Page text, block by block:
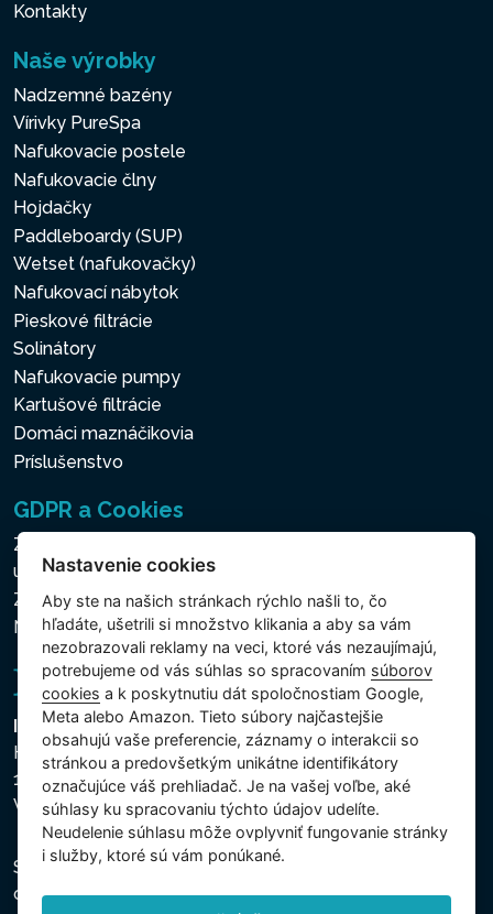
Kontakty
Naše výrobky
Nadzemné bazény
Vírivky PureSpa
Nafukovacie postele
Nafukovacie člny
Hojdačky
Paddleboardy (SUP)
Wetset (nafukovačky)
Nafukovací nábytok
Pieskové filtrácie
Solinátory
Nafukovacie pumpy
Kartušové filtrácie
Domáci maznáčikovia
Príslušenstvo
GDPR a Cookies
Zásady ochrany osobných a ďalších spracovávaných
údajov
Zásady používania súborov cookies
Nastavenie cookies
Intex Trading, s.r.o.
Hradecká 2526/3
130 00 Praha 3
Vinohrady - Česká republika
Spoločnosť je zapísaná na Mestskom súde v Prahe,
oddiel C, vložka 74759, IČO 26150808, DIČ CZ26150808.
Nastavenie cookies
Aby ste na našich stránkach rýchlo našli to, čo
hľadáte, ušetrili si množstvo klikania a aby sa vám
nezobrazovali reklamy na veci, ktoré vás nezaujímajú,
potrebujeme od vás súhlas so spracovaním súborov
cookies a k poskytnutiu dát spoločnostiam Google,
Meta alebo Amazon. Tieto súbory najčastejšie
obsahujú vaše preferencie, záznamy o interakcii so
stránkou a predovšetkým unikátne identifikátory
označujúce váš prehliadač. Je na vašej voľbe, aké
súhlasy ku spracovaniu týchto údajov udelíte.
Neudelenie súhlasu mȏže ovplyvniť fungovanie stránky
i služby, ktoré sú vám ponúkané.